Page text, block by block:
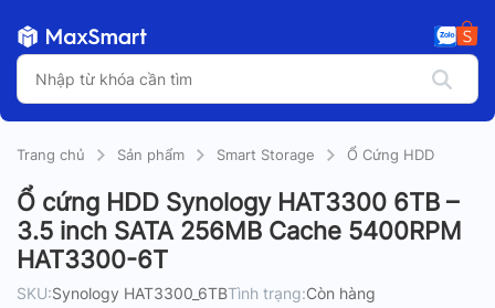
Trang chủ Sản phẩm Smart Storage Ổ Cứng HDD
Ổ cứng HDD Synology HAT3300 6TB –
3.5 inch SATA 256MB Cache 5400RPM
HAT3300-6T
SKU:Synology HAT3300_6TBTình trạng:Còn hàng